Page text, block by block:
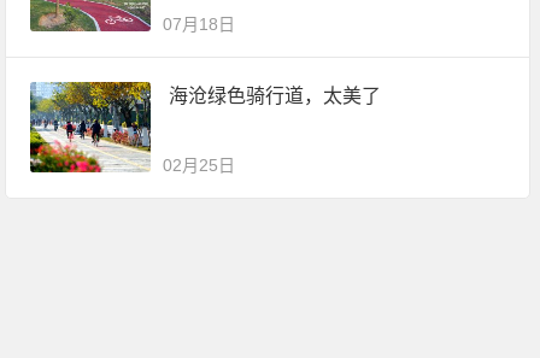
07月18日
海沧绿色骑行道，太美了
02月25日